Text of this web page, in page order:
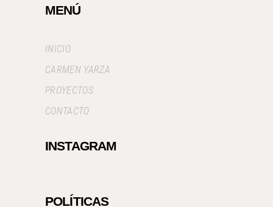
MENÚ
INICIO
CARMEN YARZA
PROYECTOS
CONTACTO
INSTAGRAM
POLÍTICAS